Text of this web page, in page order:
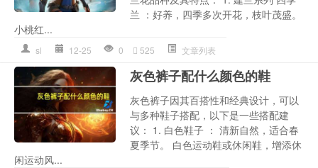
兰 ：好养，四季多次开花，枝叶茂盛。
小桃红...
sl 12-25 0 525 文章列表
灰色裤子配什么颜色的鞋
灰色裤子因其百搭性和经典设计，可以
与多种鞋子搭配，以下是一些搭配建
议： 1. 白色鞋子 ： 清新自然，适合春
夏季节。 白色运动鞋或休闲鞋，增添休
闲运动风...